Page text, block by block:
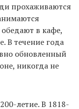
прохаживаются
в кафе,
В течение года
обновленный
никогда не
летие. В 1818-